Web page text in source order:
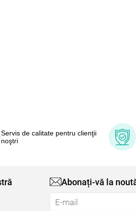
Servis de calitate pentru clienţii
noştri
Abonați-vă la